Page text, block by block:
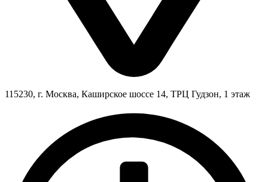
115230, г. Москва, Каширское шоссе 14, ТРЦ Гудзон, 1 этаж